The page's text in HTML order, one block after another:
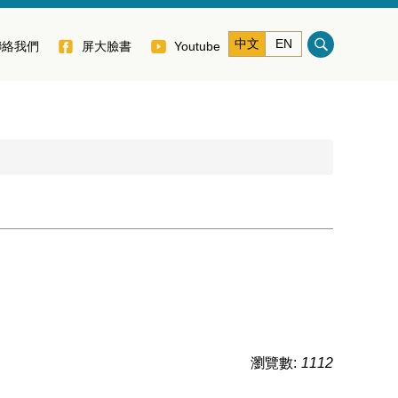
我們 屏大臉書 Youtube 中文 EN
瀏覽數: 1112